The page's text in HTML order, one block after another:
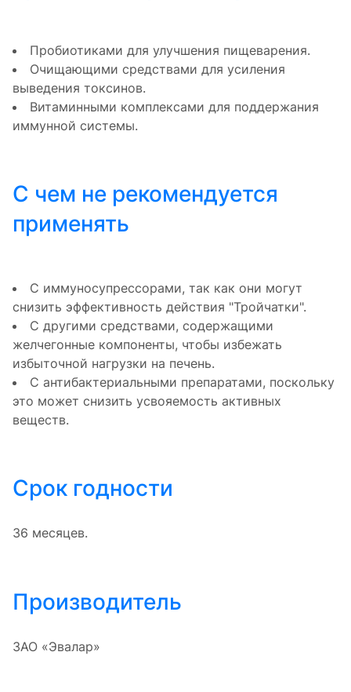
Пробиотиками для улучшения пищеварения.
Очищающими средствами для усиления
выведения токсинов.
Витаминными комплексами для поддержания
иммунной системы.
С чем не рекомендуется
применять
С иммуносупрессорами, так как они могут
снизить эффективность действия "Тройчатки".
С другими средствами, содержащими
желчегонные компоненты, чтобы избежать
избыточной нагрузки на печень.
С антибактериальными препаратами, поскольку
это может снизить усвояемость активных
веществ.
Срок годности
36 месяцев.
Производитель
ЗАО «Эвалар»